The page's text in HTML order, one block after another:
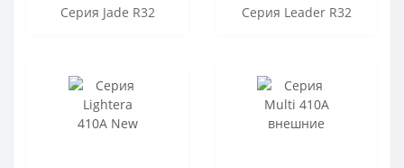
Серия Jade R32 Серия Leader R32